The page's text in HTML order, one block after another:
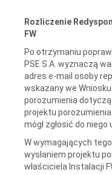
Rozliczenie
FW
Po otrzymaniu
PSE S.A. wyznaczą
adres e-mail osoby
wskazany we
porozumienia
projektu porozumienia
mógł zgłosić do niego
W wymagających
wysłaniem projektu
właściciela Instalacji